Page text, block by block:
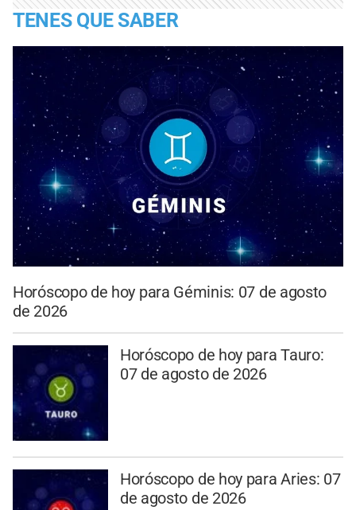
TENES QUE SABER
Horóscopo de hoy para Géminis: 07 de agosto
de 2026
Horóscopo de hoy para Tauro:
07 de agosto de 2026
Horóscopo de hoy para Aries: 07
de agosto de 2026